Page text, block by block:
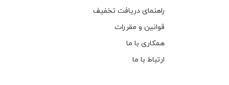
راهنمای دریافت تخفیف
قوانین و مقررات
همکاری با ما
ارتباط با ما